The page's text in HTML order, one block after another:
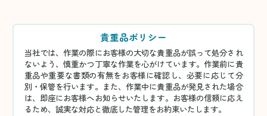
貴重品ポリシー
当社では、作業の際にお客様の大切な貴重品が誤って処分され
ないよう、慎重かつ丁寧な作業を心がけています。作業前に貴
重品や重要な書類の有無をお客様に確認し、必要に応じて分
別・保管を行います。また、作業中に貴重品が発見された場合
は、即座にお客様へお知らせいたします。お客様の信頼に応え
るため、誠実な対応と徹底した管理をお約束いたします。